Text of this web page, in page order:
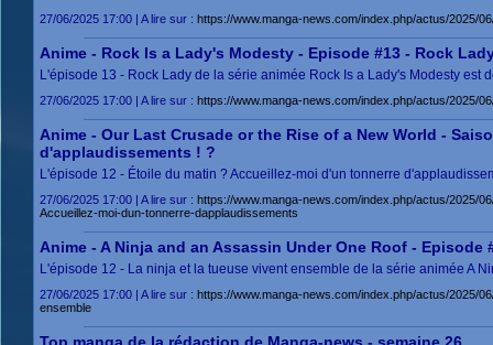
27/06/2025 17:00 | A lire sur : https://www.manga-news.com/index.php/actus/2025/
Anime - Rock Is a Lady's Modesty - Episode #13 - Rock
L'épisode 13 - Rock Lady de la série animée Rock Is a Lady's Modesty
27/06/2025 17:00 | A lire sur : https://www.manga-news.com/index.php/actus/2025/
Anime - Our Last Crusade or the Rise of a New World -
d'applaudissements ! ?
L'épisode 12 - Étoile du matin ? Accueillez-moi d'un tonnerre
27/06/2025 17:00 | A lire sur : https://www.manga-news.com/index.php/actus/2025/
Accueillez-moi-dun-tonnerre-dapplaudissements
Anime - A Ninja and an Assassin Under One Roof -
L'épisode 12 - La ninja et la tueuse vivent ensemble de la série animée A
27/06/2025 17:00 | A lire sur : https://www.manga-news.com/index.php/actus/2025/
ensemble